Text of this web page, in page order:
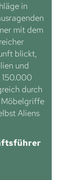
in
mit dem
blickt,
und
150.000
durch
Möbelgriffe
Aliens